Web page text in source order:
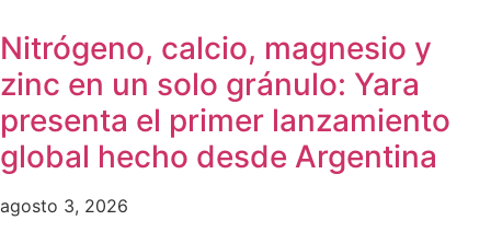
Nitrógeno, calcio, magnesio y
zinc en un solo gránulo: Yara
presenta el primer lanzamiento
global hecho desde Argentina
agosto 3, 2026